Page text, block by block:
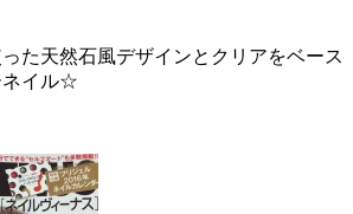
た天然石風デザインとクリアをベース
ネイル☆